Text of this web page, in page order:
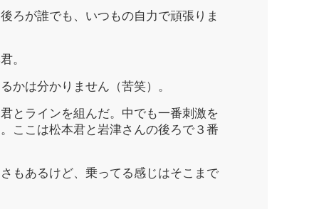
ろが誰でも、いつもの自力で頑張りま
。
は分かりません（苦笑）。
とラインを組んだ。中でも一番刺激を
ここは松本君と岩津さんの後ろで３番
もあるけど、乗ってる感じはそこまで